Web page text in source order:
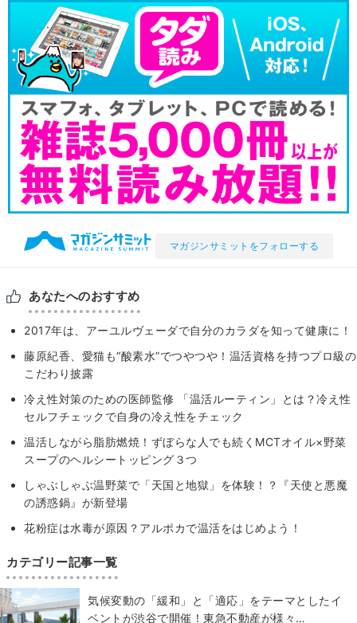
マガジンサミットをフォローする
あなたへのおすすめ
2017年は、アーユルヴェーダで自分のカラダを知って健康に！
藤原紀香、愛猫も“酸素水”でつやつや！温活資格を持つプロ級の
こだわり披露
冷え性対策のための医師監修 「温活ルーティン」とは？冷え性
セルフチェックで自身の冷え性をチェック
温活しながら脂肪燃焼！ずぼらな人でも続くMCTオイル×野菜
スープのヘルシートッピング３つ
しゃぶしゃぶ温野菜で「天国と地獄」を体験！？『天使と悪魔
の誘惑鍋』が新登場
花粉症は水毒が原因？アルポカで温活をはじめよう！
カテゴリー記事一覧
気候変動の「緩和」と「適応」をテーマとしたイ
ベントが渋谷で開催！東急不動産が様々…